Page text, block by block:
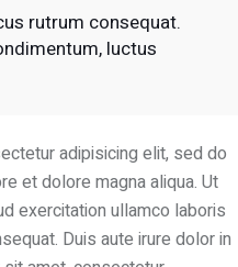
rutrum consequat.
luctus
adipisicing elit, sed do
et dolore magna aliqua. Ut
exercitation ullamco laboris
Duis aute irure dolor in